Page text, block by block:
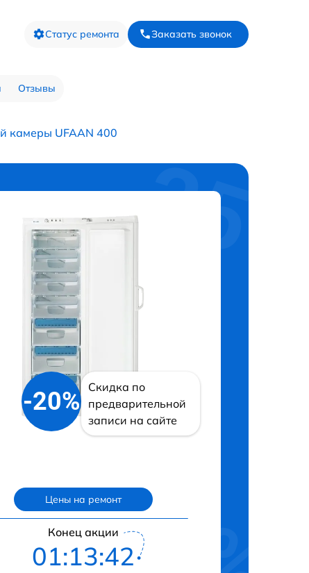
Статус ремонта Заказать звонок
Отзывы
камеры UFAAN 400
-20%
Скидка по
предварительной
записи на сайте
Цены на ремонт
Конец акции
01:13:41